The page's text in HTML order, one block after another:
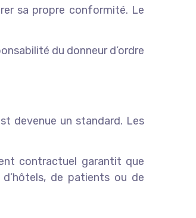
sa propre conformité. Le
du donneur d’ordre
devenue un standard. Les
contractuel garantit que
de patients ou de